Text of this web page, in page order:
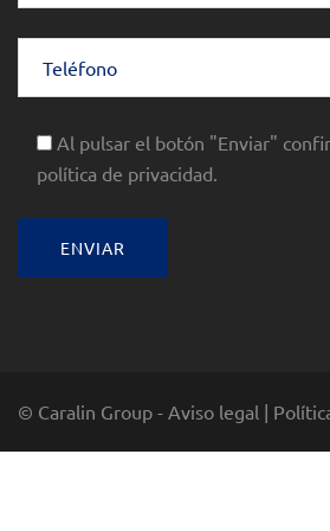
Al pulsar el botón "Enviar"
política de privacidad.
© Caralin Group - Aviso legal |